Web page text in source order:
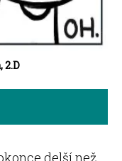
2.D
delší než